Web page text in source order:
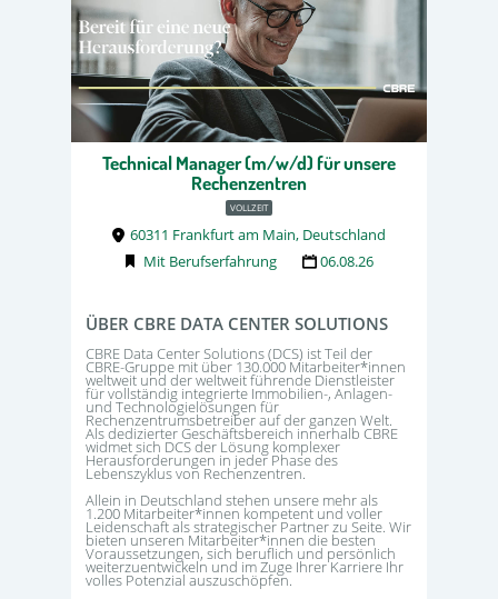
Technical Manager (m/w/d) für unsere
Rechenzentren
VOLLZEIT
60311 Frankfurt am Main, Deutschland
Mit Berufserfahrung
06.08.26
ÜBER CBRE DATA CENTER SOLUTIONS
CBRE Data Center Solutions (DCS) ist Teil der
CBRE-Gruppe mit über 130.000 Mitarbeiter*innen
weltweit und der weltweit führende Dienstleister
für vollständig integrierte Immobilien-, Anlagen-
und Technologielösungen für
Rechenzentrumsbetreiber auf der ganzen Welt.
Als dedizierter Geschäftsbereich innerhalb CBRE
widmet sich DCS der Lösung komplexer
Herausforderungen in jeder Phase des
Lebenszyklus von Rechenzentren.
Allein in Deutschland stehen unsere mehr als
1.200 Mitarbeiter*innen kompetent und voller
Leidenschaft als strategischer Partner zu Seite. Wir
bieten unseren Mitarbeiter*innen die besten
Voraussetzungen, sich beruflich und persönlich
weiterzuentwickeln und im Zuge Ihrer Karriere Ihr
volles Potenzial auszuschöpfen.